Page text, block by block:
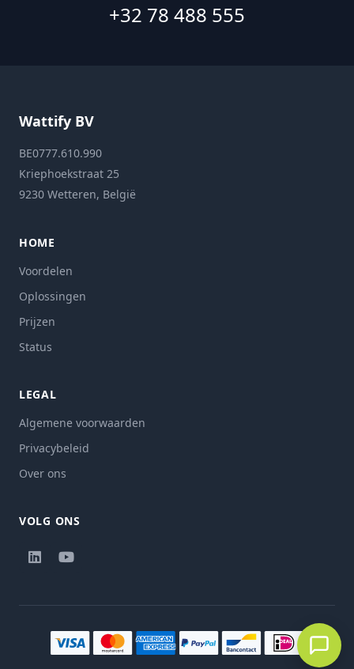
+32 78 488 555
Wattify BV
BE0777.610.990
Kriephoekstraat 25
9230 Wetteren, België
HOME
Voordelen
Oplossingen
Prijzen
Status
LEGAL
Algemene voorwaarden
Privacybeleid
Over ons
VOLG ONS